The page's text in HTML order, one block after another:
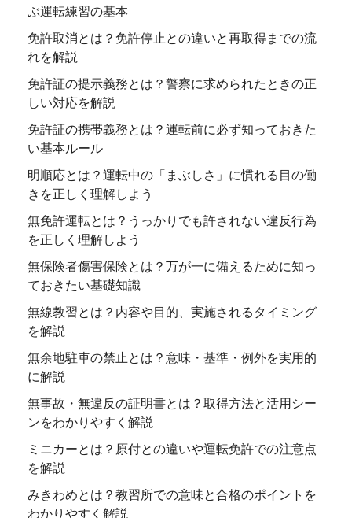
ぶ運転練習の基本
免許取消とは？免許停止との違いと再取得までの流
れを解説
免許証の提示義務とは？警察に求められたときの正
しい対応を解説
免許証の携帯義務とは？運転前に必ず知っておきた
い基本ルール
明順応とは？運転中の「まぶしさ」に慣れる目の働
きを正しく理解しよう
無免許運転とは？うっかりでも許されない違反行為
を正しく理解しよう
無保険者傷害保険とは？万が一に備えるために知っ
ておきたい基礎知識
無線教習とは？内容や目的、実施されるタイミング
を解説
無余地駐車の禁止とは？意味・基準・例外を実用的
に解説
無事故・無違反の証明書とは？取得方法と活用シー
ンをわかりやすく解説
ミニカーとは？原付との違いや運転免許での注意点
を解説
みきわめとは？教習所での意味と合格のポイントを
わかりやすく解説